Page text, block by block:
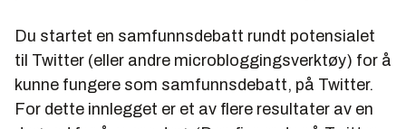
Du startet en samfunnsdebatt rundt potensialet
til Twitter (eller andre microbloggingsverktøy) for å
kunne fungere som samfunnsdebatt, på Twitter.
For dette innlegget er et av flere resultater av en